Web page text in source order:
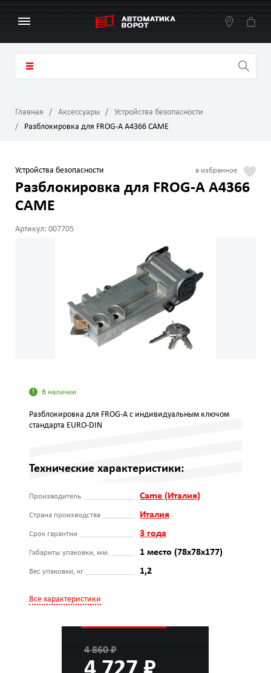
Главная Аксессуары
Устройства безопасности
Разблокировка для FROG-A A4366 CAME
Устройства безопасности
Разблокировка для FROG-A A4366
CAME
Артикул: 007705
В наличии
Разблокировка для FROG-A с индивидуальным ключом
стандарта EURO-DIN
Технические характеристики:
Производитель Came (Италия)
Страна производства Италия
Срок гарантии 3 года
Габариты упаковки, мм. 1 место (78х78х177)
Вес упаковки, кг 1,2
Все характеристики
4 860 ₽